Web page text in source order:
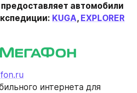
предоставляет автомобили
KUGA, EXPLORER
интернета для